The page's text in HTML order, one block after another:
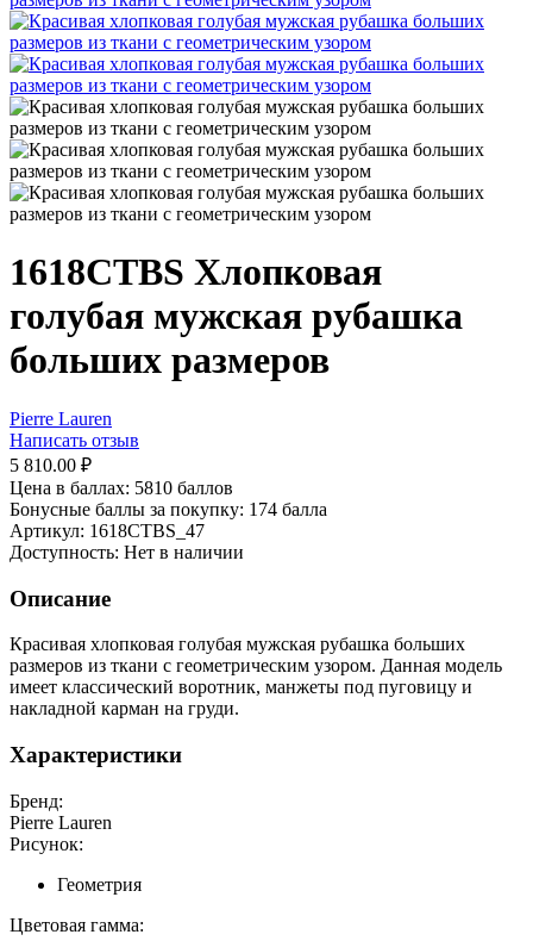
1618СTBS Хлопковая
голубая мужская рубашка
больших размеров
Pierre Lauren
Написать отзыв
5 810.00 ₽
Цена в баллах: 5810 баллов
Бонусные баллы за покупку: 174 балла
Артикул: 1618СTBS_47
Доступность: Нет в наличии
Описание
Красивая хлопковая голубая мужская рубашка больших
размеров из ткани с геометрическим узором. Данная модель
имеет классический воротник, манжеты под пуговицу и
накладной карман на груди.
Характеристики
Бренд:
Pierre Lauren
Рисунок:
Геометрия
Цветовая гамма: